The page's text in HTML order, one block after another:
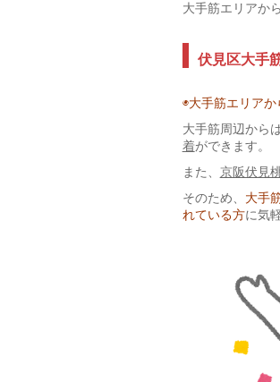
大手筋エリアか
伏見区大手
◉大手筋エリア
大手筋周辺からは
着ができます。
また、 京阪伏見
そのため、 大手
れている方に気